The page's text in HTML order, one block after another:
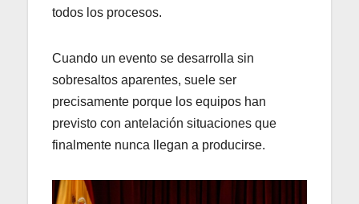
todos los procesos.
Cuando un evento se desarrolla sin
sobresaltos aparentes, suele ser
precisamente porque los equipos han
previsto con antelación situaciones que
finalmente nunca llegan a producirse.